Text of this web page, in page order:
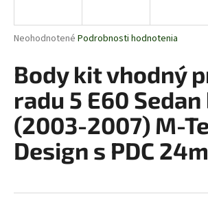
Priemerné
produktu
je
5
hviezdičiek.
Neohodnotené Podrobnosti hodnotenia
Body kit vhodný
radu 5 E60 Sedan
(2003-2007) M-
Design s PDC
j
ť
?
HĽADAŤ